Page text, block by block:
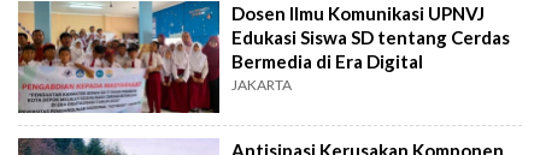
Dosen Ilmu Komunikasi UPNVJ
Edukasi Siswa SD tentang Cerdas
Bermedia di Era Digital
JAKARTA
Antisipasi Kerusakan Komponen